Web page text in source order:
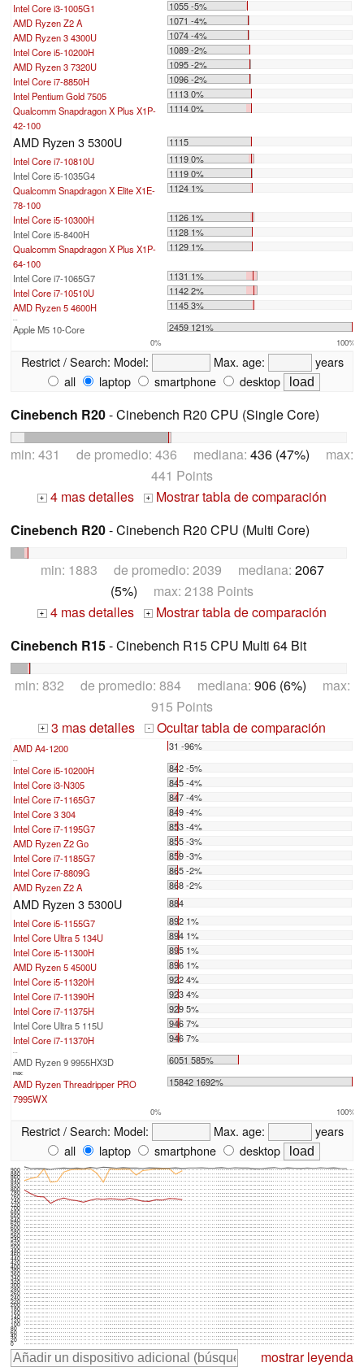
Intel Core i3-1005G1
1055 -5%
AMD Ryzen Z2 A
1071 -4%
AMD Ryzen 3 4300U
1074 -4%
Intel Core i5-10200H
1089 -2%
AMD Ryzen 3 7320U
1095 -2%
Intel Core i7-8850H
1096 -2%
Intel Pentium Gold 7505
1113 0%
Qualcomm Snapdragon X Plus X1P-
42-100
1114 0%
AMD Ryzen 3 5300U
1115
Intel Core i7-10810U
1119 0%
Intel Core i5-1035G4
1119 0%
Qualcomm Snapdragon X Elite X1E-
78-100
1124 1%
Intel Core i5-10300H
1126 1%
Intel Core i5-8400H
1128 1%
Qualcomm Snapdragon X Plus X1P-
64-100
1129 1%
Intel Core i7-1065G7
1131 1%
Intel Core i7-10510U
1142 2%
AMD Ryzen 5 4600H
1145 3%
...
Apple M5 10-Core 2459 121%
0% 100%
Restrict / Search: Model: Max. age:
years
all
laptop smartphone desktop
Cinebench R20- Cinebench R20 CPU (Single Core)
min: 431 de promedio: 436 mediana: 436 (47%) max:
441 Points
+ 4 mas detalles +
Mostrar tabla de comparación
Cinebench R20- Cinebench R20 CPU (Multi Core)
min: 1883 de promedio: 2039 mediana: 2067
(5%) max: 2138 Points
+ 4 mas detalles +
Mostrar tabla de comparación
Cinebench R15- Cinebench R15 CPU Multi 64 Bit
min: 832 de promedio: 884 mediana: 906 (6%) max:
915 Points
+ 3 mas detalles - Ocultar tabla de comparación
AMD A4-1200 31 -96%
Intel Core i5-10200H
842 -5%
Intel Core i3-N305
845 -4%
Intel Core i7-1165G7
847 -4%
Intel Core 3 304
849 -4%
Intel Core i7-1195G7
853 -4%
AMD Ryzen Z2 Go
855 -3%
Intel Core i7-1185G7
859 -3%
Intel Core i7-8809G
865 -2%
AMD Ryzen Z2 A
868 -2%
AMD Ryzen 3 5300U
884
Intel Core i5-1155G7
892 1%
Intel Core Ultra 5 134U
894 1%
Intel Core i5-11300H
895 1%
AMD Ryzen 5 4500U
896 1%
Intel Core i5-11320H
922 4%
Intel Core i7-11390H
923 4%
Intel Core i7-11375H
929 5%
Intel Core Ultra 5 115U
946 7%
Intel Core i7-11370H
946 7%
AMD Ryzen 9 9955HX3D 6051 585%
max:
AMD Ryzen Threadripper PRO
7995WX
15842 1692%
0% 100%
Restrict / Search: Model: Max. age:
years
all
laptop smartphone desktop
0
20
40
60
80
100
120
140
160
180
200
220
240
260
280
300
320
340
360
380
400
420
440
460
480
500
520
540
560
580
600
620
640
660
680
700
720
740
760
780
800
820
840
860
880
900
mostrar leyenda